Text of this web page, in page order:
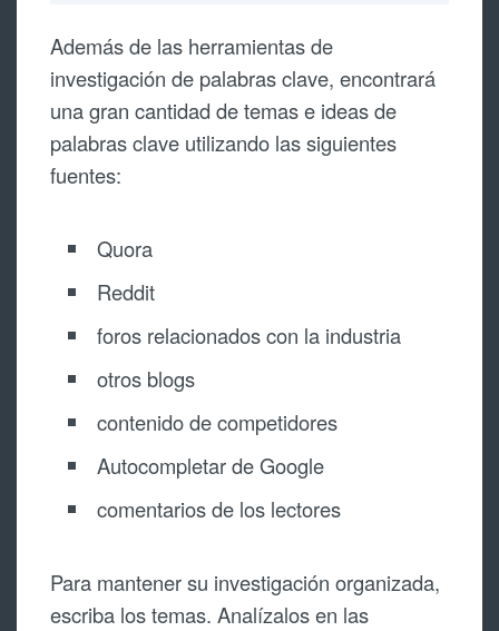
Además de las herramientas de
investigación de palabras clave, encontrará
una gran cantidad de temas e ideas de
palabras clave utilizando las siguientes
fuentes:
Quora
Reddit
foros relacionados con la industria
otros blogs
contenido de competidores
Autocompletar de Google
comentarios de los lectores
Para mantener su investigación organizada,
escriba los temas. Analízalos en las